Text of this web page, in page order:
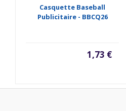
Casquette Baseball
Publicitaire - BBCQ26
1,73 €